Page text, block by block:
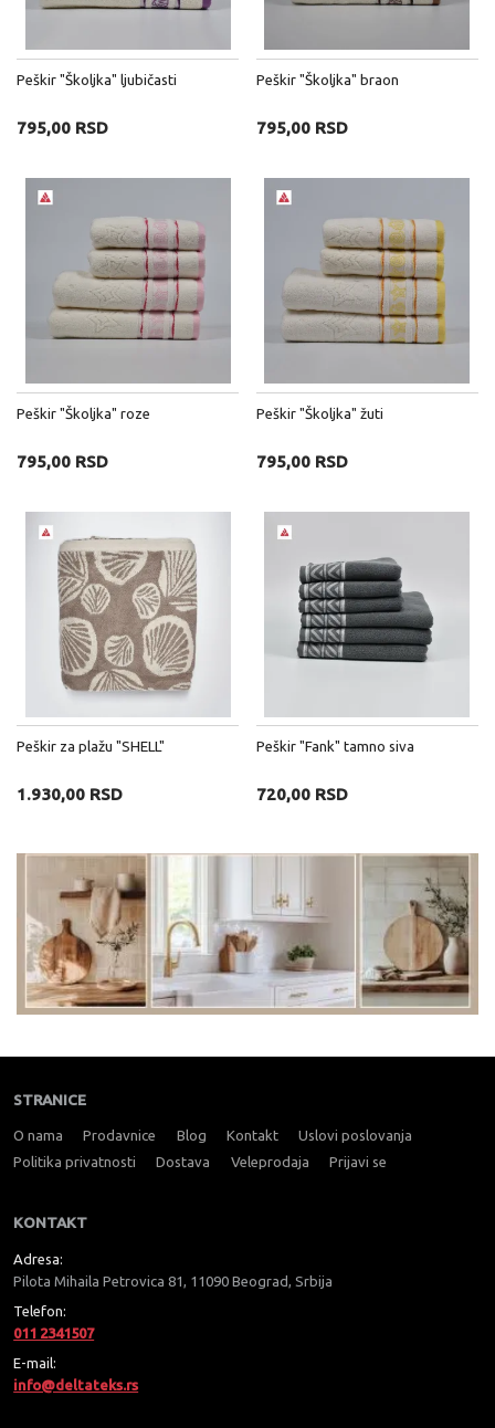
Peškir "Školjka" ljubičasti
795,00 RSD
Peškir "Školjka" braon
795,00 RSD
Peškir "Školjka" roze
795,00 RSD
Peškir "Školjka" žuti
795,00 RSD
Peškir za plažu "SHELL"
1.930,00 RSD
Peškir "Fank" tamno siva
720,00 RSD
STRANICE
O nama Prodavnice Blog Kontakt
Uslovi poslovanja
Politika privatnosti
Dostava Veleprodaja Prijavi se
KONTAKT
Adresa:
Pilota Mihaila Petrovica 81, 11090 Beograd, Srbija
Telefon:
011 2341507
E-mail:
info@deltateks.rs